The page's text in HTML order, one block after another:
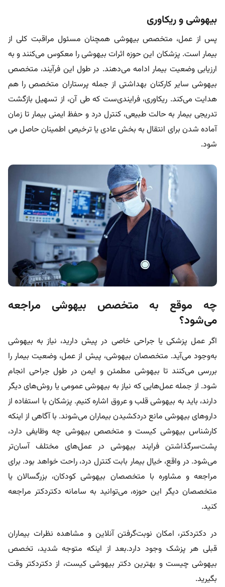
بیهوشی و ریکاوری
پس از عمل، متخصص بیهوشی همچنان مسئول مراقبت کلی از
بیمار است. پزشکان این حوزه اثرات بیهوشی را معکوس می‌کنند و به
ارزیابی وضعیت بیمار ادامه می‌دهند. در طول این فرآیند، متخصص
بیهوشی سایر کارکنان بهداشتی از جمله پرستاران متخصص را هم
هدایت می‌کند. ریکاوری، فرایندی‌ست که طی آن، از تسهیل بازگشت
تدریجی بیمار به حالت طبیعی، کنترل درد و حفظ ایمنی بیمار تا زمان
آماده شدن برای انتقال به بخش عادی یا ترخیص اطمینان حاصل می
شود.
چه موقع به متخصص بیهوشی مراجعه
می‌شود؟
اگر عمل پزشکی یا جراحی خاصی در پیش دارید، نیاز به بیهوشی
به‌وجود می‌آید. متخصصان بیهوشی، پیش از عمل، وضعیت بیمار را
بررسی می‌کنند تا بیهوشی مطمئن و ایمن در طول جراحی انجام
شود. از جمله عمل‌هایی که نیاز به بیهوشی عمومی یا روش‌های دیگر
دارند، باید به بیهوشی قلب و عروق اشاره کنیم. پزشکان با استفاده از
داروهای بیهوشی مانع دردکشیدن بیماران می‌شوند. با آگاهی از اینکه
کارشناس بیهوشی کیست و متخصص بیهوشی چه وظایفی دارد،
پشت‌سرگذاشتن فرایند بیهوشی در عمل‌های مختلف آسان‌تر
می‌شود. در واقع، خیال بیمار بابت کنترل درد، راحت خواهد بود. برای
مراجعه و مشاوره با متخصصان بیهوشی کودکان، بزرگسالان یا
متخصصان دیگر این حوزه، می‌توانید به سامانه دکتردکتر مراجعه
کنید.
در دکتردکتر، امکان نوبت‌گرفتن آنلاین و مشاهده نظرات بیماران
قبلی هر پزشک وجود دارد.بعد از اینکه متوجه شدید، تخصص
بیهوشی چیست و بهترین دکتر بیهوشی کیست، از دکتردکتر وقت
بگیرید.